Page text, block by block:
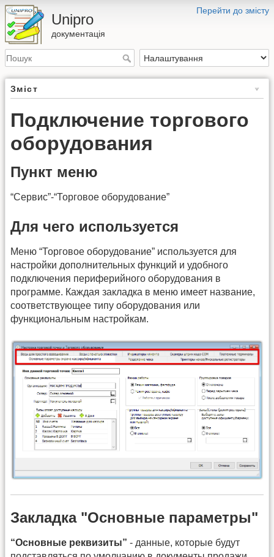
Перейти до змісту
Unipro
документація
Зміст
Подключение торгового
оборудования
Пункт меню
“Сервис”-“Торговое оборудование”
Для чего используется
Меню “Торговое оборудование” используется для
настройки дополнительных функций и удобного
подключения периферийного оборудования в
программе. Каждая закладка в меню имеет название,
соответствующее типу оборудования или
функциональным настройкам.
Закладка "Основные параметры"
“Основные реквизиты” - данные, которые будут